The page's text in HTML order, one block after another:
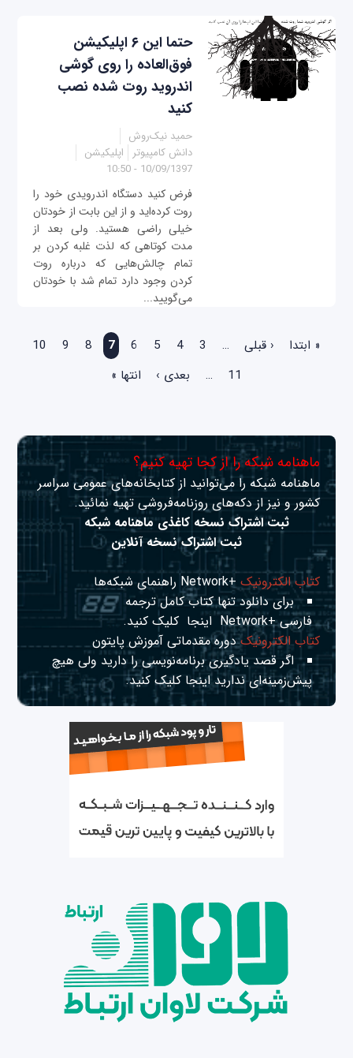
حتما این ۶ اپلیکیشن
فوق‌العاده را روی گوشی
اندروید روت شده نصب
کنید
حمید نیک‌روش
دانش کامپیوتر
اپلیکیشن
10/09/1397 - 10:50
فرض کنید دستگاه اندرویدی خود را
روت کرده‌اید و از این بابت از خودتان
خیلی راضی هستید. ولی بعد از
مدت کوتاهی که لذت غلبه کردن بر
تمام چالش‌هایی که درباره روت
کردن وجود دارد تمام شد با خودتان
می‌گویید...
« ابتدا ‹ قبلی …
3
4
5
6
7
8
9
10
11
… بعدی › انتها »
ماهنامه شبکه را از کجا تهیه کنیم؟
ماهنامه شبکه را می‌توانید از کتابخانه‌های عمومی سراسر
کشور و نیز از دکه‌های روزنامه‌فروشی تهیه نمائید.
ثبت اشتراک نسخه کاغذی ماهنامه شبکه
ثبت اشتراک نسخه آنلاین
کتاب الکترونیک+Network راهنمای شبکه‌ها
برای دانلود تنها کتاب کامل ترجمه
فارسی +Network
اینجا کلیک کنید.
کتاب الکترونیکدوره مقدماتی آموزش پایتون
اگر قصد یادگیری برنامه‌نویسی را دارید ولی هیچ
پیش‌زمینه‌ای نداریداینجا کلیک کنید.